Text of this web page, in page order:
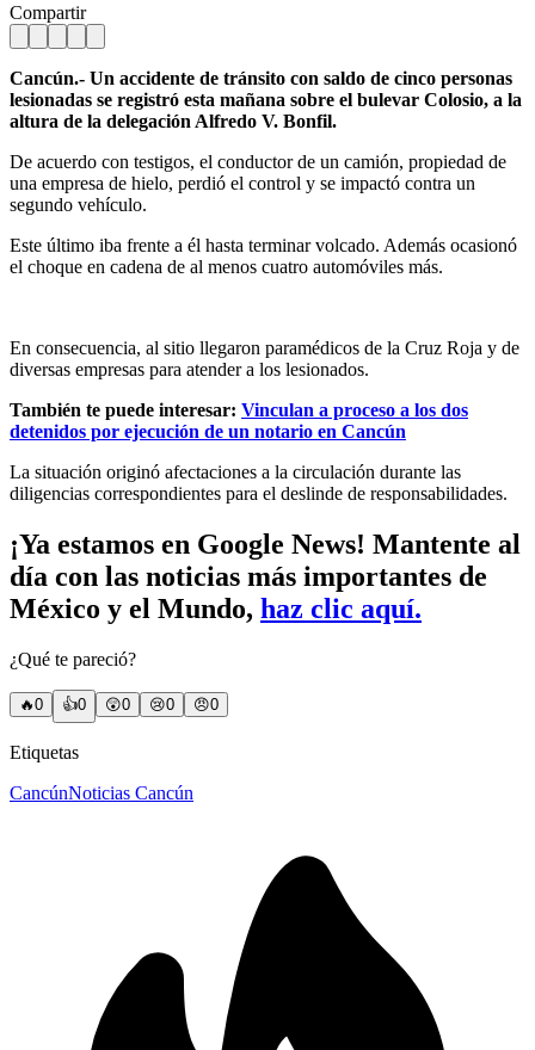
Compartir
Cancún.- Un accidente de tránsito con saldo de cinco personas
lesionadas se registró esta mañana sobre el bulevar Colosio, a la
altura de la delegación Alfredo V. Bonfil.
De acuerdo con testigos, el conductor de un camión, propiedad de
una empresa de hielo, perdió el control y se impactó contra un
segundo vehículo.
Este último iba frente a él hasta terminar volcado. Además ocasionó
el choque en cadena de al menos cuatro automóviles más.
En consecuencia, al sitio llegaron paramédicos de la Cruz Roja y de
diversas empresas para atender a los lesionados.
También te puede interesar: Vinculan a proceso a los dos
detenidos por ejecución de un notario en Cancún
La situación originó afectaciones a la circulación durante las
diligencias correspondientes para el deslinde de responsabilidades.
¡Ya estamos en Google News! Mantente al
día con las noticias más importantes de
México y el Mundo, haz clic aquí.
¿Qué te pareció?
🔥0 👍0 😲0 😢0 😠0
Etiquetas
CancúnNoticias Cancún